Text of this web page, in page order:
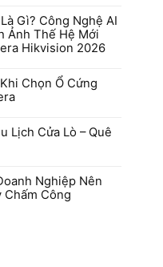
Gì? Công Nghệ AI
Ảnh Thế Hệ Mới
Hikvision 2026
Chọn Ổ Cứng
Lịch Cửa Lò – Quê
Nghiệp Nên
Chấm Công